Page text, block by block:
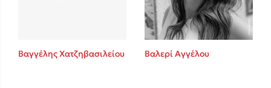
Βαγγέλης Χατζηβασιλείου Βαλερί Αγγέλου